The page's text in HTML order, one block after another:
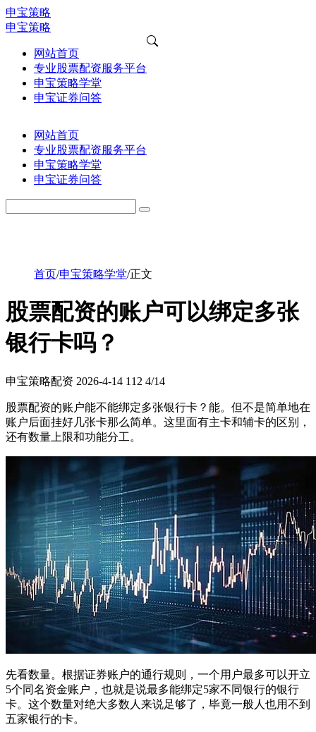
申宝策略
申宝策略
网站首页
专业股票配资服务平台
申宝策略学堂
申宝证券问答
网站首页
专业股票配资服务平台
申宝策略学堂
申宝证券问答
首页/申宝策略学堂/正文
股票配资的账户可以绑定多张
银行卡吗？
申宝策略配资 2026-4-14 112 4/14
股票配资的账户能不能绑定多张银行卡？能。但不是简单地在
账户后面挂好几张卡那么简单。这里面有主卡和辅卡的区别，
还有数量上限和功能分工。
先看数量。根据证券账户的通行规则，一个用户最多可以开立
5个同名资金账户，也就是说最多能绑定5家不同银行的银行
卡。这个数量对绝大多数人来说足够了，毕竟一般人也用不到
五家银行的卡。